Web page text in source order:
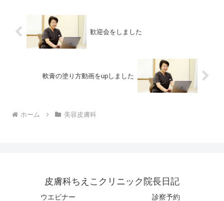
歓迎会をしました
軟膏の塗り方動画をupしました
ホーム 美容皮膚科
皮膚科ちえこクリニック院長日記
ウエビナー 診察予約